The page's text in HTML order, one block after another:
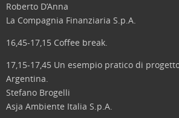
Roberto D’Anna
La Compagnia Finanziaria S.p.A.
16,45-17,15 Coffee break.
17,15-17,45 Un esempio pratico di
Argentina.
Stefano Brogelli
Asja Ambiente Italia S.p.A.